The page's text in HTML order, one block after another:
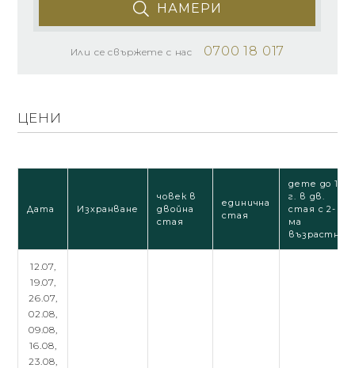
НАМЕРИ
Или се свържете с нас 0700 18 017
ЦЕНИ
Дата Изхранване
човек в
двойна
стая
единична
стая
дете до 12
г. в дв.
стая с 2-
ма
възрастни
12.07,
19.07,
26.07,
02.08,
09.08,
16.08,
23.08,